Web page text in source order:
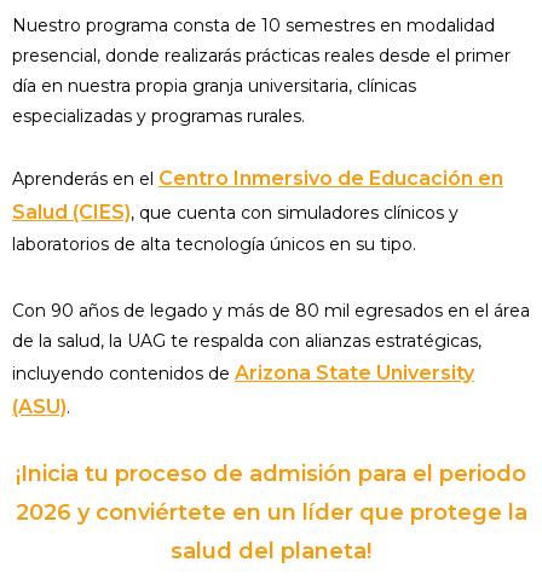
Nuestro programa consta de 10 semestres en modalidad
presencial, donde realizarás prácticas reales desde el primer
día en nuestra propia granja universitaria, clínicas
especializadas y programas rurales.
Aprenderás en el Centro Inmersivo de Educación en
Salud (CIES), que cuenta con simuladores clínicos y
laboratorios de alta tecnología únicos en su tipo.
Con 90 años de legado y más de 80 mil egresados en el área
de la salud, la UAG te respalda con alianzas estratégicas,
incluyendo contenidos de Arizona State University
(ASU).
¡Inicia tu proceso de admisión para el periodo
2026 y conviértete en un líder que protege la
salud del planeta!